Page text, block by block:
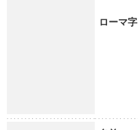
ローマ字